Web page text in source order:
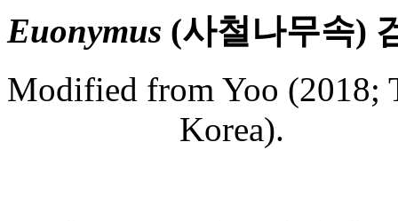
Euonymus (사철나무속)
Modified from Yoo (2018;
Korea).